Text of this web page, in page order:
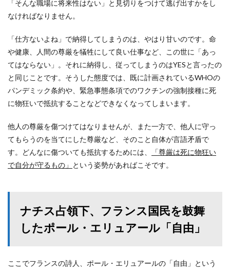
「そんな職場に将来性はない」と見切りをつけて逃げ出すかをし
なければなりません。
「仕方ないよね」で納得してしまうのは、やはり甘いのです。命
や健康、人間の尊厳を犠牲にして良い仕事など、この世に「あっ
てはならない」。それに納得し、従ってしまうのはYESと言ったの
と同じことです。そうした態度では、既に計画されているWHOの
パンデミック条約や、緊急事態条項でのワクチンの強制接種に死
に物狂いで抵抗することなどできなくなってしまいます。
他人の尊厳を傷つけてはなりませんが、また一方で、他人に守っ
てもらうのを当てにした尊厳など、そのこと自体が言語矛盾で
す。どんなに傷ついても抵抗するためには、
「尊厳は死に物狂い
で自分が守るもの」 という姿勢があればこそです。
ナチス占領下、フランス国民を鼓舞
したポール・エリュアール「自由」
ここでフランスの詩人、ポール・エリュアールの「自由」という